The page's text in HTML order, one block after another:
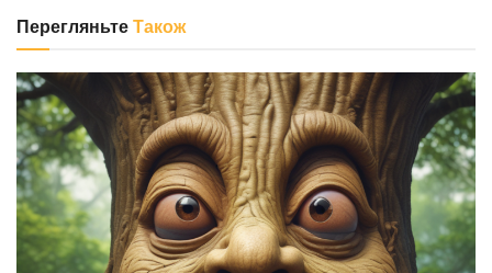
ПерегляньтеТакож